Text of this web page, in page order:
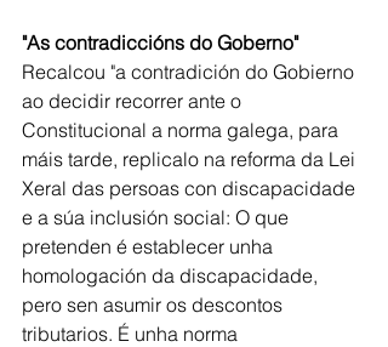
"As contradiccións do Goberno"
Recalcou "a contradición do Gobierno
ao decidir recorrer ante o
Constitucional a norma galega, para
máis tarde, replicalo na reforma da Lei
Xeral das persoas con discapacidade
e a súa inclusión social: O que
pretenden é establecer unha
homologación da discapacidade,
pero sen asumir os descontos
tributarios. É unha norma